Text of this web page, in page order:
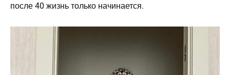
после 40 жизнь только начинается.